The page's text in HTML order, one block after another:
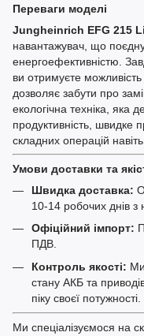
Переваги моделі
Jungheinrich EFG 215
навантажувач, що
енергоефективністю.
ви отримуєте
дозволяє забути про
екологічна техніка, яка
продуктивність, швидке
складних операцій
Умови доставки та
Швидка доставка:
10-14 робочих днів з
Офіційний імпорт:
ПДВ.
Контроль якості:
стану АКБ та
піку своєї потужності.
Ми спеціалізуємося на